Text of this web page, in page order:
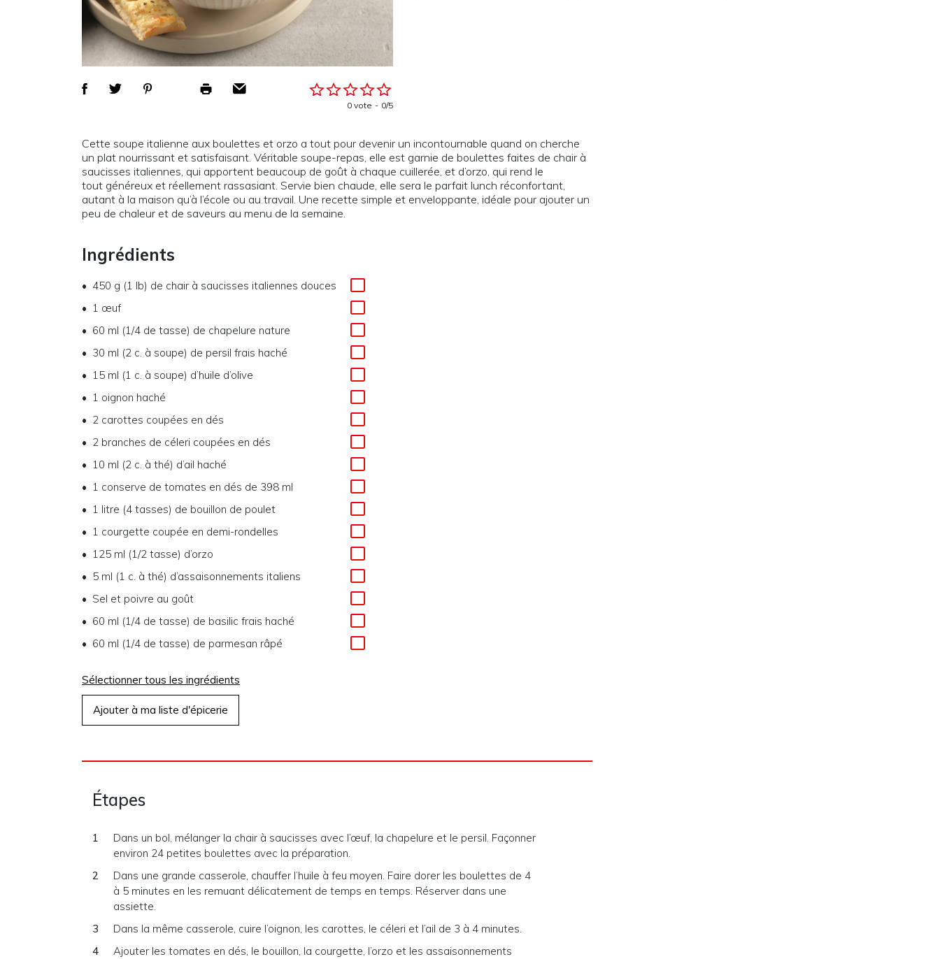
0 vote 0/5
Cette soupe italienne aux boulettes et orzo a tout pour devenir un incontournable quand on cherche
un plat nourrissant et satisfaisant. Véritable soupe-repas, elle est garnie de boulettes faites de chair à
saucisses italiennes, qui apportent beaucoup de goût à chaque cuillerée, et d’orzo, qui rend le
tout généreux et réellement rassasiant. Servie bien chaude, elle sera le parfait lunch réconfortant,
autant à la maison qu’à l’école ou au travail. Une recette simple et enveloppante, idéale pour ajouter un
peu de chaleur et de saveurs au menu de la semaine.
Ingrédients
450 g (1 lb) de chair à saucisses italiennes douces
1 œuf
60 ml (1/4 de tasse) de chapelure nature
30 ml (2 c. à soupe) de persil frais haché
15 ml (1 c. à soupe) d’huile d’olive
1 oignon haché
2 carottes coupées en dés
2 branches de céleri coupées en dés
10 ml (2 c. à thé) d’ail haché
1 conserve de tomates en dés de 398 ml
1 litre (4 tasses) de bouillon de poulet
1 courgette coupée en demi-rondelles
125 ml (1/2 tasse) d’orzo
5 ml (1 c. à thé) d’assaisonnements italiens
Sel et poivre au goût
60 ml (1/4 de tasse) de basilic frais haché
60 ml (1/4 de tasse) de parmesan râpé
Sélectionner tous les ingrédients
Ajouter à ma liste d'épicerie
Étapes
Dans un bol, mélanger la chair à saucisses avec l’œuf, la chapelure et le persil. Façonner
environ 24 petites boulettes avec la préparation.
Dans une grande casserole, chauffer l’huile à feu moyen. Faire dorer les boulettes de 4
à 5 minutes en les remuant délicatement de temps en temps. Réserver dans une
assiette.
Dans la même casserole, cuire l’oignon, les carottes, le céleri et l’ail de 3 à 4 minutes.
Ajouter les tomates en dés, le bouillon, la courgette, l’orzo et les assaisonnements